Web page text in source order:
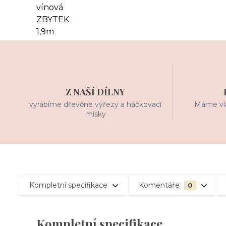
Z NAŠÍ DÍLNY
vyrábíme dřevěné výřezy a háčkovací
misky
Máme
Kompletní specifikace Komentáře 0